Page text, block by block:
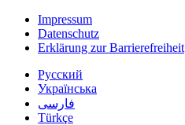
Impressum
Datenschutz
Erklärung zur Barrierefreiheit
Русский
Українська
فارسی
Türkçe